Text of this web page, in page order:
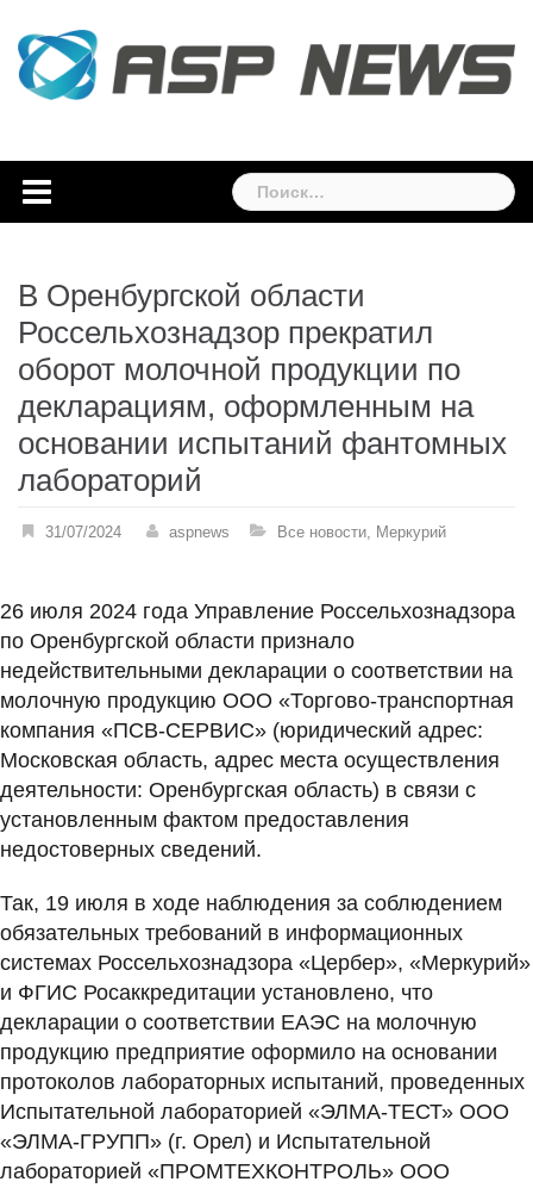
content
Найти:
В Оренбургской области
Россельхознадзор прекратил
оборот молочной продукции по
декларациям, оформленным на
основании испытаний фантомных
лабораторий
31/07/2024 aspnews Все новости, Меркурий
26 июля 2024 года Управление Россельхознадзора
по Оренбургской области признало
недействительными декларации о соответствии на
молочную продукцию ООО «Торгово-транспортная
компания «ПСВ-СЕРВИС» (юридический адрес:
Московская область, адрес места осуществления
деятельности: Оренбургская область) в связи с
установленным фактом предоставления
недостоверных сведений.
Так, 19 июля в ходе наблюдения за соблюдением
обязательных требований в информационных
системах Россельхознадзора «Цербер», «Меркурий»
и ФГИС Росаккредитации установлено, что
декларации о соответствии ЕАЭС на молочную
продукцию предприятие оформило на основании
протоколов лабораторных испытаний, проведенных
Испытательной лабораторией «ЭЛМА-ТЕСТ» ООО
«ЭЛМА-ГРУПП» (г. Орел) и Испытательной
лабораторией «ПРОМТЕХКОНТРОЛЬ» ООО